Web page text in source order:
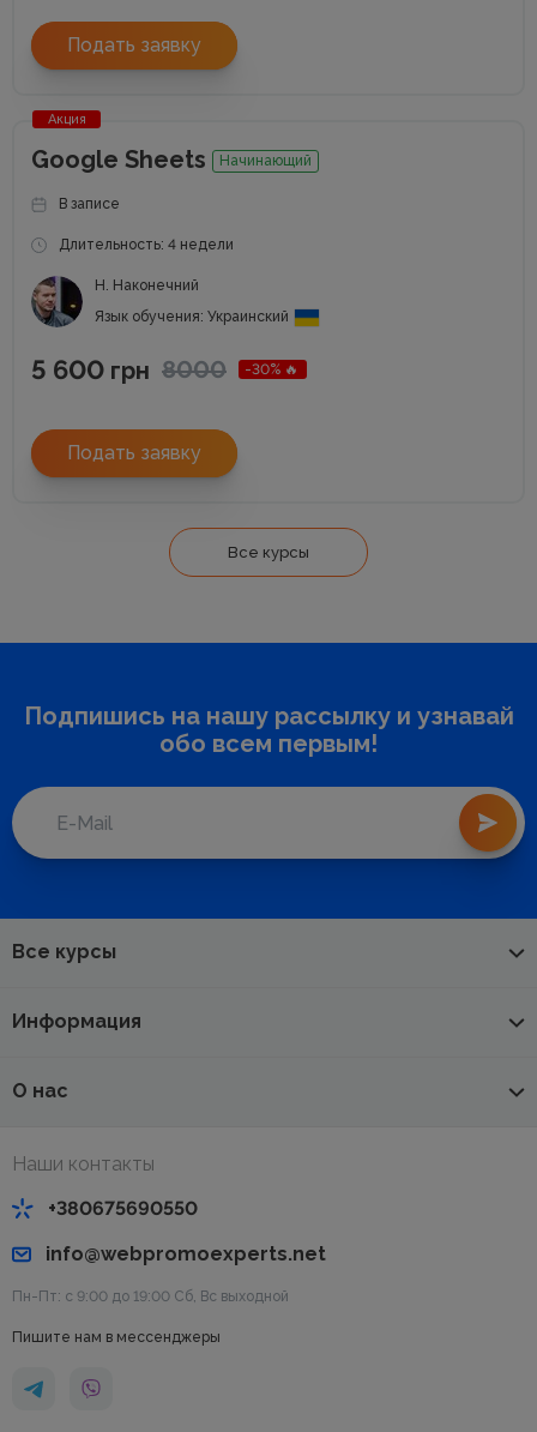
Подать заявку
Акция
Google Sheets Начинающий
В записе
Длительность: 4 недели
Н. Наконечний
Язык обучения: Украинский
5 600 грн 8000 -30% 🔥
Подать заявку
Все курсы
Подпишись на нашу рассылку и узнавай
обо всем первым!
Все курсы
Информация
О нас
Наши контакты
+380675690550
info@webpromoexperts.net
Пн-Пт: с 9:00 до 19:00 Cб, Вс выходной
Пишите нам в мессенджеры